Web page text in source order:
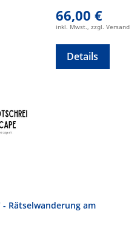
66,00 €
inkl. Mwst., zzgl. Versand
Details
Rätselwanderung am